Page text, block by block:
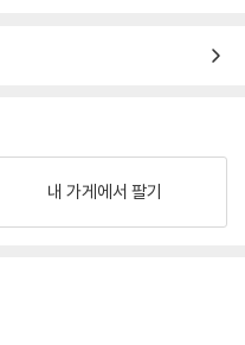
내 가게에서 팔기